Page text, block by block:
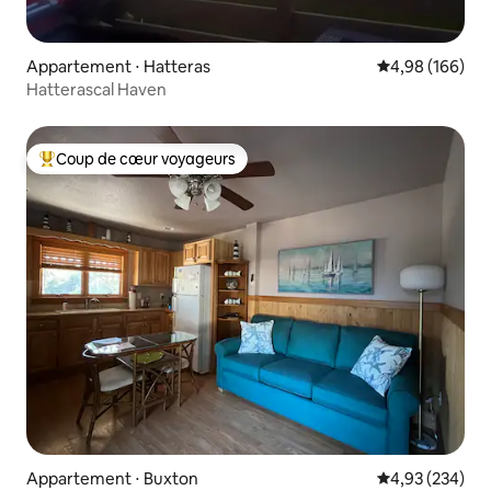
Appartement ⋅ Hatteras Évaluation
4,98 (166)
Hatterascal Haven
Coups de cœur voyageurs les plus appréciés
Coup de cœur voyageurs
Appartement ⋅ Buxton Évaluation
4,93 (234)